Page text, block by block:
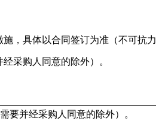
，具体以合同签订为准（不可抗力
采购人同意的除外）。
要并经采购人同意的除外）。